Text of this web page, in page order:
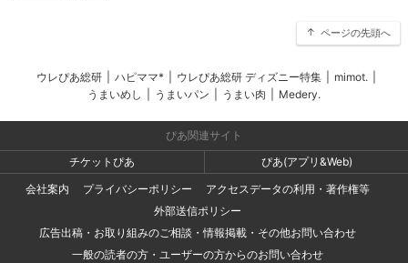
ページの先頭へ
ウレぴあ総研 ハピママ* ウレぴあ総研 ディズニー特集 mimot.
うまいめし
うまいパン うまい肉 Medery.
ぴあ関連サイト
チケットぴあ
ぴあ(アプリ&Web)
会社案内
プライバシーポリシー
アクセスデータの利用・著作権等
外部送信ポリシー
広告出稿・お取り組みのご相談・情報掲載・その他お問い合わせ
一般の読者の方・ユーザーの方からのお問い合わせ